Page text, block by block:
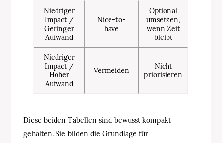
Niedriger
Impact /
Geringer
Aufwand
Nice-to-
have
Optional
umsetzen,
wenn Zeit
bleibt
Niedriger
Impact /
Hoher
Aufwand
Vermeiden
Nicht
priorisieren
Diese beiden Tabellen sind bewusst kompakt
gehalten. Sie bilden die Grundlage für